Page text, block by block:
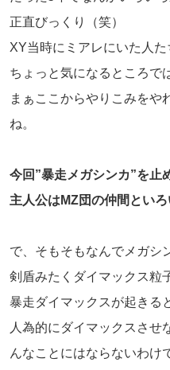
正直びっくり（笑）
XY当時にミアレにいた人
ちょっと気になるところで
まぁここからやりこみをや
ね。
今回”暴走メガシンカ”を止
主人公はMZ団の仲間といろ
で、そもそもなんでメガシ
剣盾みたくダイマックス粒
暴走ダイマックスが起きる
人為的にダイマックスさせ
んなことにはならないわけ